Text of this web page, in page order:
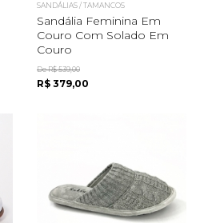
SANDÁLIAS / TAMANCOS
Sandália Feminina Em
Couro Com Solado Em
Couro
De R$ 539,00
R$ 379,00